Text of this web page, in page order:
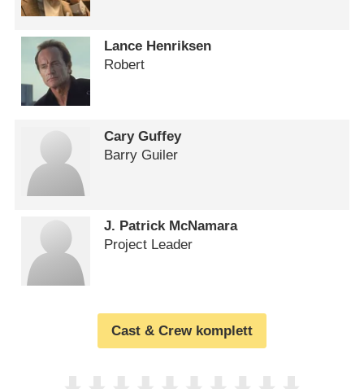
Lance Henriksen
Robert
Cary Guffey
Barry Guiler
J. Patrick McNamara
Project Leader
Cast & Crew komplett